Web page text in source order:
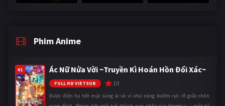
Phim Anime
#1 Ác Nữ Nửa Vời ~Truyền Kì Hoán Hồn Đổi Xác~
FULL HD VIETSUB 10
Được điện hạ hết mực sủng ái và ví như nàng bướm rực rỡ giữa chốn